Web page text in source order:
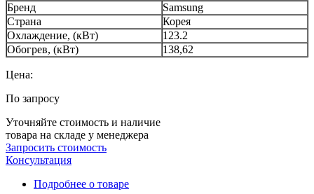
Бренд
Samsung
Страна
Корея
Охлаждение, (кВт)
123.2
Обогрев, (кВт)
138,62
Цена:
По запросу
Уточняйте стоимость и наличие
товара на складе у менеджера
Запросить стоимость
Консультация
Подробнее о товаре